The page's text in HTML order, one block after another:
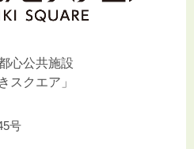
心公共施設
スクエア」
号